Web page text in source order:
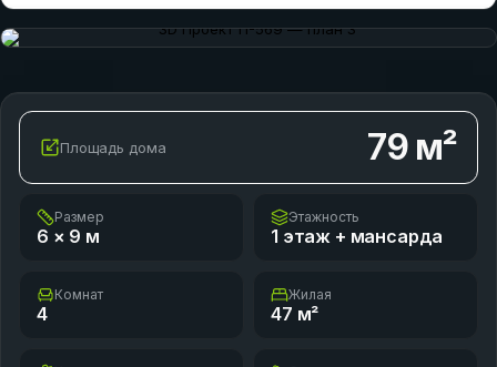
Площадь дома 79м²
Размер
6 × 9 м
Этажность
1 этаж + мансарда
Комнат
4
Жилая
47 м²